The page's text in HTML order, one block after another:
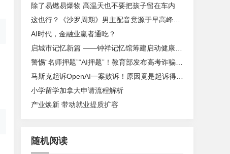
除了易燃易爆物 高温天也不要把孩子留在车内
这也行？《沙罗周期》男主配音竟源于早高峰路怒症
AI时代，金融业赢者通吃？
启城市记忆新篇 ——钟祥记忆馆筹建启动健康嘉年华活动圆满落幕
警惕“名师押题”“AI押题”！教育部发布高考诈骗与谣言典型案例
马斯克起诉OpenAI一案败诉！原因竟是起诉得太晚了
小学留学加拿大申请流程解析
产业焕新 带动就业提质扩容
随机阅读